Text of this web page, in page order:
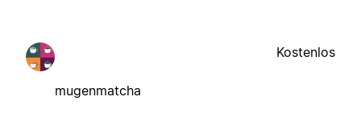
mugenmatcha
Kostenlos